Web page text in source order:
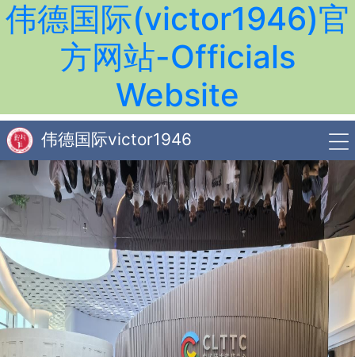
伟德国际(victor1946)官
方网站-Officials
Website
伟德国际victor1946